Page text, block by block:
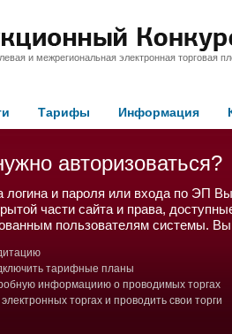
и межрегиональная электронная торговая
Тарифы Информация
авторизоваться?
логина и пароля или входа по ЭП
части сайта и права,
пользователям системы.
тарифные планы
информациию о проводимых торгах
торгах и проводить свои торги